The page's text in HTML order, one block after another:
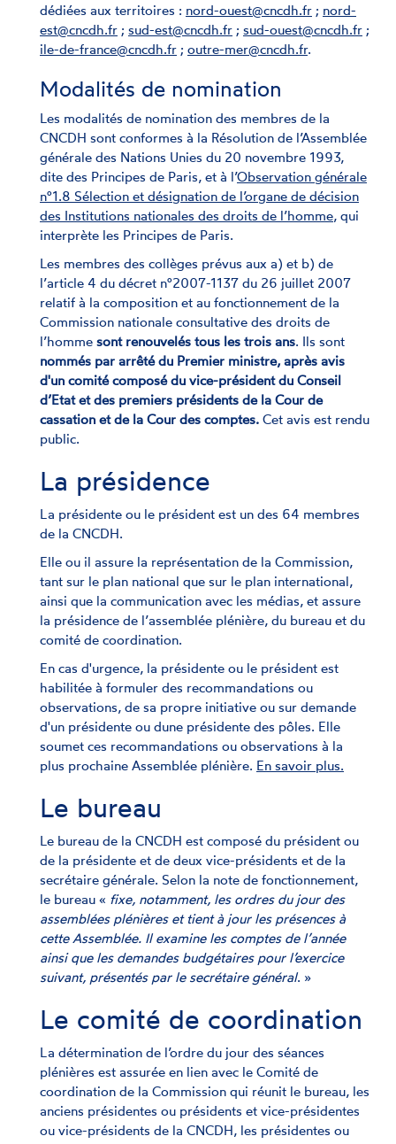
dédiées aux territoires : nord-ouest@cncdh.fr ; nord-
est@cncdh.fr ; sud-est@cncdh.fr ; sud-ouest@cncdh.fr ;
ile-de-france@cncdh.fr ; outre-mer@cncdh.fr.
Modalités de nomination
Les modalités de nomination des membres de la
CNCDH sont conformes à la Résolution de l’Assemblée
générale des Nations Unies du 20 novembre 1993,
dite des Principes de Paris, et à l’Observation générale
n°1.8 Sélection et désignation de l’organe de décision
des Institutions nationales des droits de l’homme, qui
interprète les Principes de Paris.
Les membres des collèges prévus aux a) et b) de
l’article 4 du décret n°2007-1137 du 26 juillet 2007
relatif à la composition et au fonctionnement de la
Commission nationale consultative des droits de
l’homme sont renouvelés tous les trois ans. Ils sont
nommés par arrêté du Premier ministre, après avis
d'un comité composé du vice-président du Conseil
d’Etat et des premiers présidents de la Cour de
cassation et de la Cour des comptes. Cet avis est rendu
public.
La présidence
La présidente ou le président est un des 64 membres
de la CNCDH.
Elle ou il assure la représentation de la Commission,
tant sur le plan national que sur le plan international,
ainsi que la communication avec les médias, et assure
la présidence de l’assemblée plénière, du bureau et du
comité de coordination.
En cas d'urgence, la présidente ou le président est
habilitée à formuler des recommandations ou
observations, de sa propre initiative ou sur demande
d'un présidente ou dune présidente des pôles. Elle
soumet ces recommandations ou observations à la
plus prochaine Assemblée plénière. En savoir plus.
Le bureau
Le bureau de la CNCDH est composé du président ou
de la présidente et de deux vice-présidents et de la
secrétaire générale. Selon la note de fonctionnement,
le bureau « fixe, notamment, les ordres du jour des
assemblées plénières et tient à jour les présences à
cette Assemblée. Il examine les comptes de l’année
ainsi que les demandes budgétaires pour l’exercice
suivant, présentés par le secrétaire général. »
Le comité de coordination
La détermination de l’ordre du jour des séances
plénières est assurée en lien avec le Comité de
coordination de la Commission qui réunit le bureau, les
anciens présidentes ou présidents et vice-présidentes
ou vice-présidents de la CNCDH, les présidentes ou